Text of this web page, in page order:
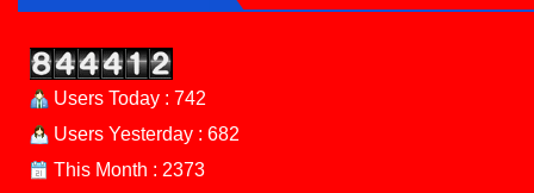
Users Today : 742
Users Yesterday : 682
This Month : 2373